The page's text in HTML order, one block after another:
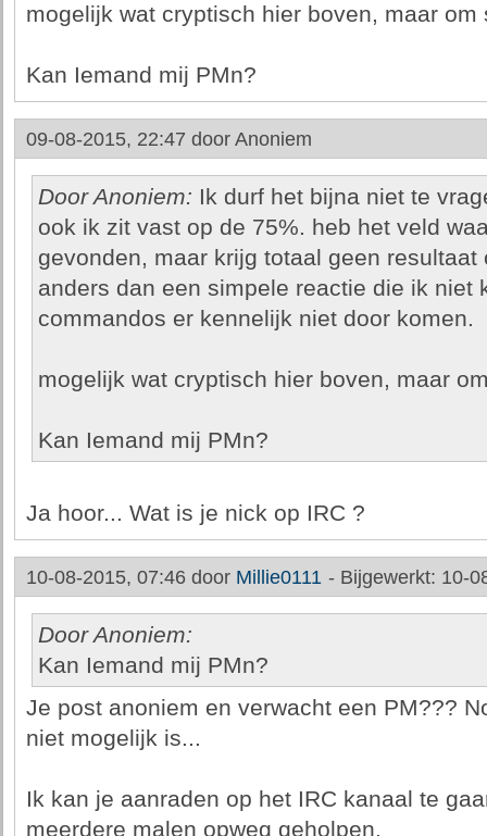
mogelijk wat cryptisch hier boven, maar
Kan Iemand mij PMn?
09-08-2015, 22:47 door Anoniem
Door Anoniem: Ik durf het bijna niet te
ook ik zit vast op de 75%. heb het veld
gevonden, maar krijg totaal geen
anders dan een simpele reactie die ik niet
commandos er kennelijk niet door komen.
mogelijk wat cryptisch hier boven, maar
Kan Iemand mij PMn?
Ja hoor... Wat is je nick op IRC ?
10-08-2015, 07:46 door Millie0111 - Bijgewerkt: 10-
Door Anoniem:
Kan Iemand mij PMn?
Je post anoniem en verwacht een PM???
niet mogelijk is...
Ik kan je aanraden op het IRC kanaal te
meerdere malen opweg geholpen.